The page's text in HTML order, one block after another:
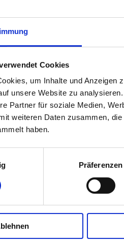
Cookies
um Inhalte und Anzeigen
unsere Website zu
Partner für soziale Medien,
weiteren Daten zusammen,
haben.
Präferenzen